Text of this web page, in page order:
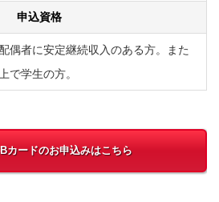
申込資格
偶者に安定継続収入のある方。また
で学生の方。
カードのお申込みはこちら